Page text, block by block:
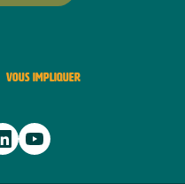
VOUS IMPLIQUER